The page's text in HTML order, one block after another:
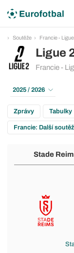
Soutěže Francie -
Ligue
Francie -
2025 / 2026
Zprávy Tabulky
Francie: Další
Stade